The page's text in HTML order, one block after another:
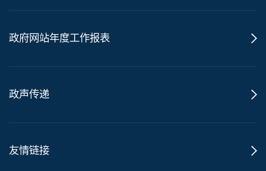
政府网站年度工作报表
政声传递
友情链接